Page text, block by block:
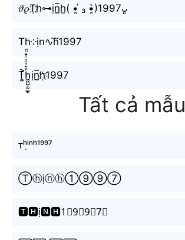
𝜗𝜚T҉h⊶ịn̲̅h̫( •̯́ ₃ •̯̀)1997ᴗ͈
Th༶ịn∿h⃜1997
T͎͍͐h̼͖̺̠̰͇̙̓͛ͮͩͦ̎ͦ̑ͅịn̲̅h҉1997
Tất cả mẫu
ᴛʰⁱ̣ⁿʰ¹⁹⁹⁷
Ⓣⓗịⓝⓗ①⑨⑨⑦
🆃🅷ị🅽🅷1⃣9⃣9⃣7⃣